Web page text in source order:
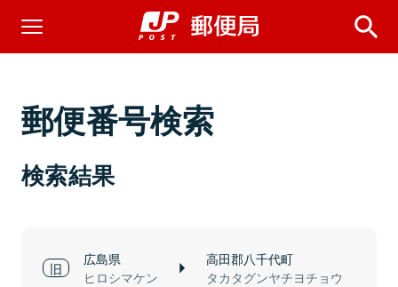
郵便番号検索
検索結果
広島県
ヒロシマケン
高田郡八千代町
タカタグンヤチヨチョウ